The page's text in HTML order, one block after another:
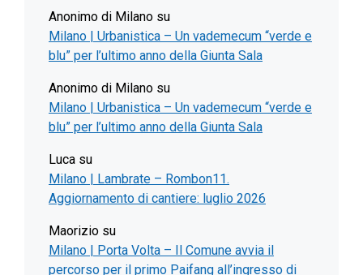
Anonimo di Milano su
Milano | Urbanistica – Un vademecum “verde e
blu” per l’ultimo anno della Giunta Sala
Anonimo di Milano su
Milano | Urbanistica – Un vademecum “verde e
blu” per l’ultimo anno della Giunta Sala
Luca su
Milano | Lambrate – Rombon11.
Aggiornamento di cantiere: luglio 2026
Maorizio su
Milano | Porta Volta – Il Comune avvia il
percorso per il primo Paifang all’ingresso di